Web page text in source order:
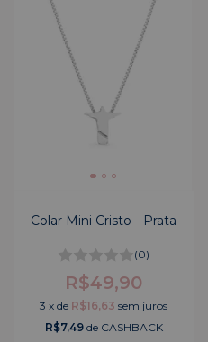
Colar Mini Cristo - Prata
(0)
R$49,90
3 xde R$16,63 sem juros
R$7,49de CASHBACK